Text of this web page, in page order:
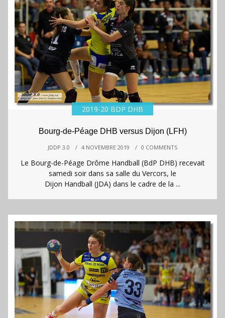
2019-20 BDP DHB
Bourg-de-Péage DHB versus Dijon (LFH)
JDDP 3.0 / 4 NOVEMBRE 2019 / 0 COMMENTS
Le Bourg-de-Péage Drôme Handball (BdP DHB) recevait
samedi soir dans sa salle du Vercors, le
Dijon Handball (JDA) dans le cadre de la ...